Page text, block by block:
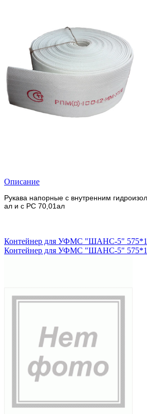
Описание
Рукава напорные с внутренним
ал и с РС 70,01ал
Контейнер для УФМС "ШАНС-5"
Контейнер для УФМС "ШАНС-5"